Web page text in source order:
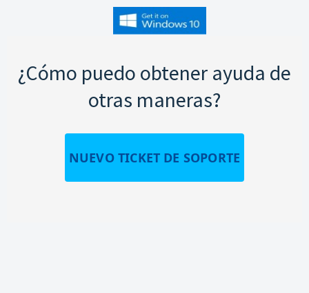
¿Cómo puedo obtener ayuda de
otras maneras?
NUEVO TICKET DE SOPORTE